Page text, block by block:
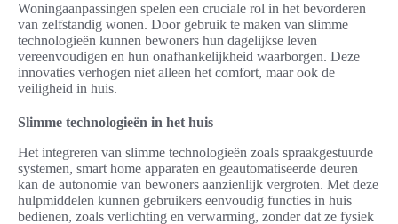
Woningaanpassingen spelen een cruciale rol in het bevorderen
van zelfstandig wonen. Door gebruik te maken van slimme
technologieën kunnen bewoners hun dagelijkse leven
vereenvoudigen en hun onafhankelijkheid waarborgen. Deze
innovaties verhogen niet alleen het comfort, maar ook de
veiligheid in huis.
Slimme technologieën in het huis
Het integreren van slimme technologieën zoals spraakgestuurde
systemen, smart home apparaten en geautomatiseerde deuren
kan de autonomie van bewoners aanzienlijk vergroten. Met deze
hulpmiddelen kunnen gebruikers eenvoudig functies in huis
bedienen, zoals verlichting en verwarming, zonder dat ze fysiek